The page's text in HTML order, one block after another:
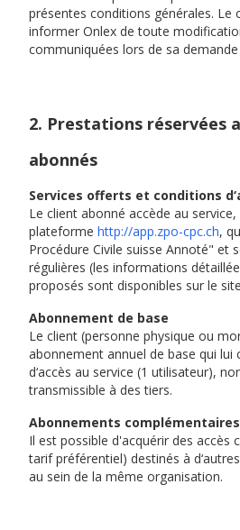
présentes conditions générales. Le
informer Onlex de toute
communiquées lors de sa demande
2. Prestations réservées
abonnés
Services offerts et conditions
Le client abonné accède au
plateforme http://app.zpo-cpc.ch,
Procédure Civile suisse Annoté" et
régulières (les informations
proposés sont disponibles sur le site
Abonnement de base
Le client (personne physique ou
abonnement annuel de base qui lui
d‘accès au service (1 utilisateur),
transmissible à des tiers.
Abonnements complémentaires
Il est possible d'acquérir des accès
tarif préférentiel) destinés à
au sein de la même organisation.